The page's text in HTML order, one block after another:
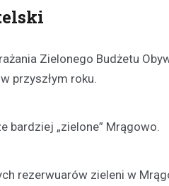
Zielonego Budżetu
przyszłym roku.
bardziej „zielone” Mrągowo.
rezerwuarów zieleni w